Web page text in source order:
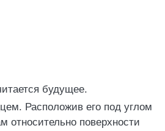
будущее.
Расположив его под углом
относительно поверхности